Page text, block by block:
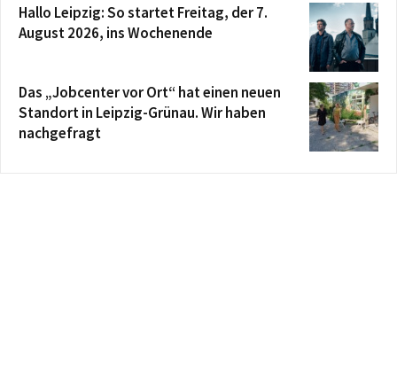
Hallo Leipzig: So startet Freitag, der 7.
August 2026, ins Wochenende
Das „Jobcenter vor Ort“ hat einen neuen
Standort in Leipzig-Grünau. Wir haben
nachgefragt